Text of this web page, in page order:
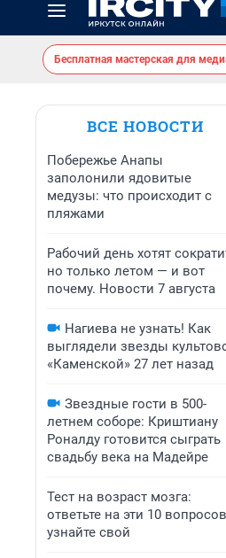
Бесплатная мастерская для
ВСЕ НОВОСТИ
Побережье Анапы
заполонили ядовитые
медузы: что происходит с
пляжами
Рабочий день хотят
но только летом — и вот
почему. Новости 7 августа
Нагиева не узнать! Как
выглядели звезды
«Каменской» 27 лет назад
Звездные гости в 500-
летнем соборе: Криштиану
Роналду готовится сыграть
свадьбу века на Мадейре
Тест на возраст мозга:
ответьте на эти 10
узнайте свой